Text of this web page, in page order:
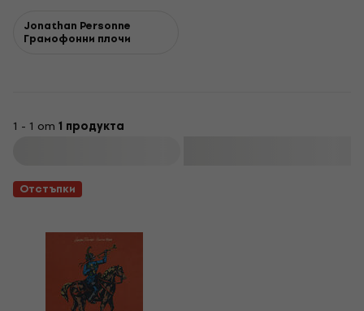
Jonathan Personne
Грамофонни плочи
1 - 1 от 1 продукта
Отстъпки